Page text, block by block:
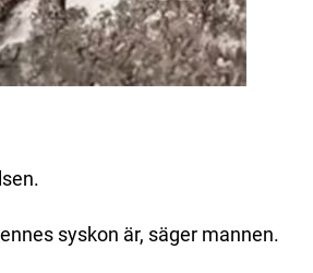
syskon är, säger mannen.